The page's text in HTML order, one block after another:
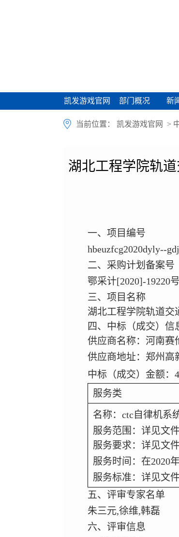
凯发游戏官网
凯发游戏官网 部门概况
部门概况 新
新
当前位置： 凯发游戏官网 >
湖北工程学院轨
一、项目编号
hbeuzfcg2020dyly--
二、采购计划备案号
鄂采计[2020]-19220号
三、项目名称
湖北工程学院轨道交
四、中标（成交）信
供应商名称：河南赛
供应商地址：郑州高
中标（成交）金额：
服务类
名称： ctc 自律机系
服务范围：详见文件
服务要求：详见文件
服务时间：在2020年
服务标准：详见文件
五、评审专家名单
朱三元,徐维,韩磊
六、评审信息